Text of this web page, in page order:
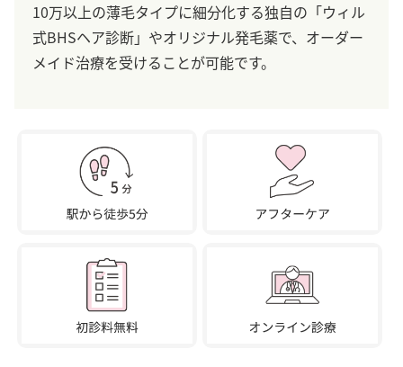
10万以上の薄毛タイプに細分化する独自の「ウィル
式BHSヘア診断」やオリジナル発毛薬で、オーダー
メイド治療を受けることが可能です。